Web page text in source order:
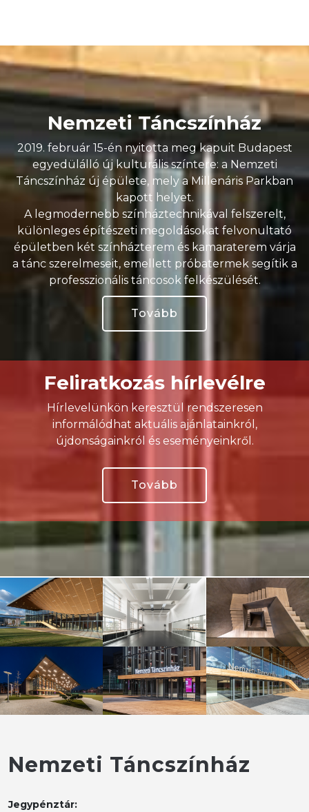
Nemzeti Táncszínház
2019. február 15-én nyitotta meg kapuit Budapest
egyedülálló új kulturális színtere: a Nemzeti
Táncszínház új épülete, mely a Millenáris Parkban
kapott helyet.
A legmodernebb színháztechnikával felszerelt,
különleges építészeti megoldásokat felvonultató
épületben két színházterem és kamaraterem várja
a tánc szerelmeseit, emellett próbatermek segítik a
professzionális táncosok felkészülését.
Tovább
Feliratkozás hírlevélre
Hírlevelünkön keresztül rendszeresen
informálódhat aktuális ajánlatainkról,
újdonságainkról és eseményeinkről.
Tovább
Nemzeti Táncszínház
Jegypénztár: